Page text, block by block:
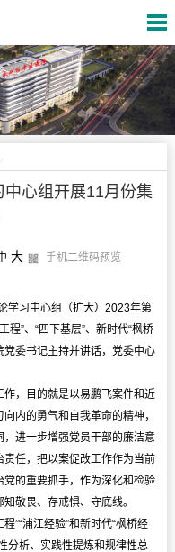
心组开展11月份集
大 手机二维码预览
学习中心组（扩大）2023年第
”、“四下基层”、新时代“枫桥
党委书记主持并讲话，党委中心
，目的就是以易鹏飞案件和近
内的勇气和自我革命的精神，
进一步增强党员干部的廉洁意
任，把以案促改工作作为当前
的重要抓手，作为深化和检验
敬畏、存戒惧、守底线。
”“浦江经验”和新时代“枫桥经
分析、实践性提炼和规律性总